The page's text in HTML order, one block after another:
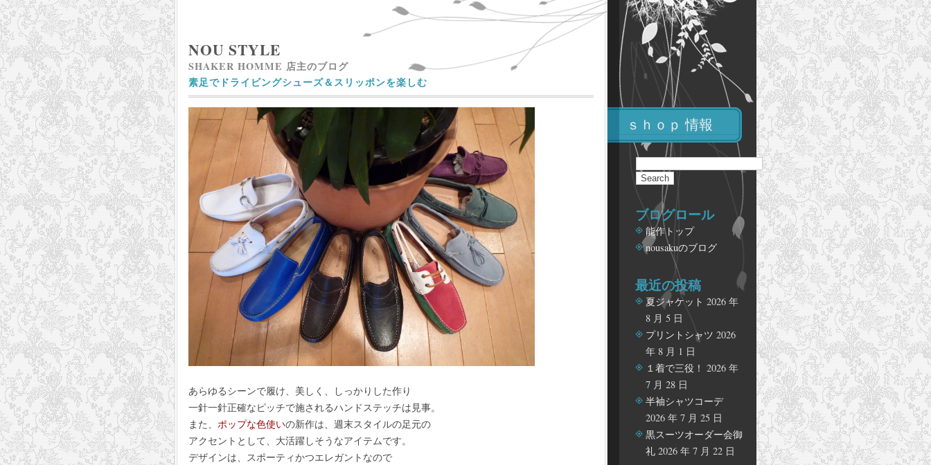
NOU STYLE
SHAKER HOMME 店主のブログ
素足でドライビングシューズ＆スリッポンを楽しむ
あらゆるシーンで履け、美しく、しっかりした作り
一針一針正確なピッチで施されるハンドステッチは見事。
また、 ポップな色使いの新作は、週末スタイルの足元の
アクセントとして、大活躍しそうなアイテムです。
デザインは、スポーティかつエレガントなので
ｓｈｏｐ 情報
ブログロール
能作トップ
nousakuのブログ
最近の投稿
夏ジャケット 2026 年
8 月 5 日
プリントシャツ 2026
年 8 月 1 日
１着で三役！ 2026 年
7 月 28 日
半袖シャツコーデ
2026 年 7 月 25 日
黒スーツオーダー会御
礼 2026 年 7 月 22 日